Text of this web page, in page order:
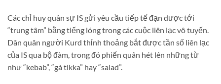
Các chỉ huy quân sự IS gửi yêu cầu tiếp tế đạn dược tới
“trung tâm” bằng tiếng lóng trong các cuộc liên lạc vô tuyến.
Dân quân người Kurd thỉnh thoảng bắt được tần số liên lạc
của IS qua bộ đàm, trong đó phiến quân hét lên những từ
như “kebab”, “gà tikka” hay “salad”.